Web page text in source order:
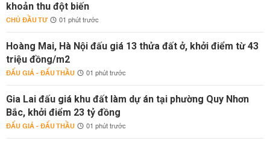
khoản thu đột biến
CHỦ ĐẦU TƯ 01 phút trước
Hoàng Mai, Hà Nội đấu giá 13 thửa đất ở, khởi điểm từ 43
triệu đồng/m2
ĐẤU GIÁ - ĐẤU THẦU 01 phút trước
Gia Lai đấu giá khu đất làm dự án tại phường Quy Nhơn
Bắc, khởi điểm 23 tỷ đồng
ĐẤU GIÁ - ĐẤU THẦU 01 phút trước